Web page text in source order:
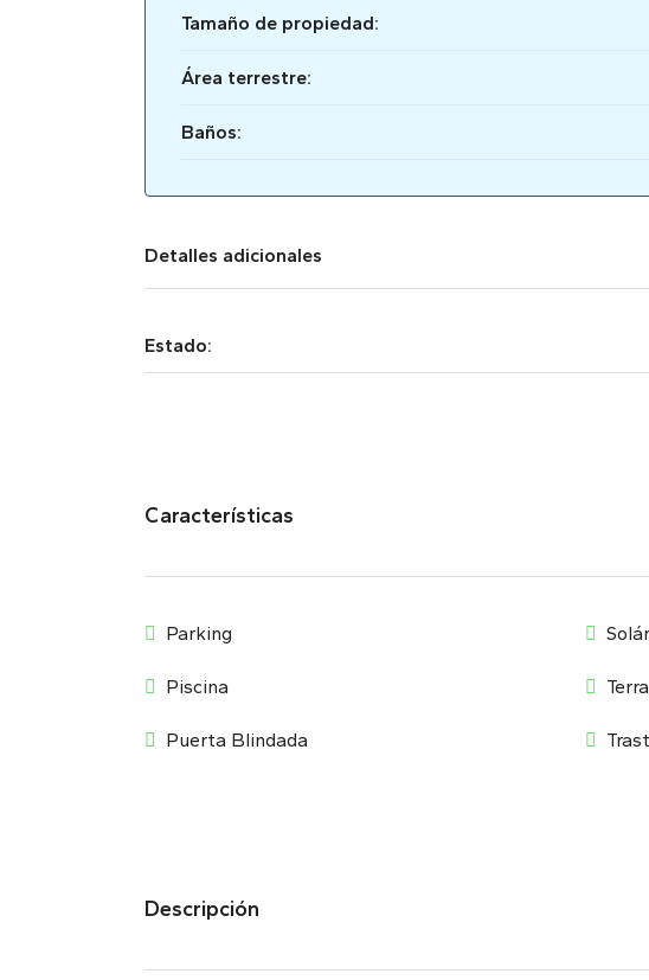
Tamaño de propiedad:
Área terrestre:
Baños:
Detalles adicionales
Estado:
Características
Parking
Piscina
Puerta Blindada
Descripción